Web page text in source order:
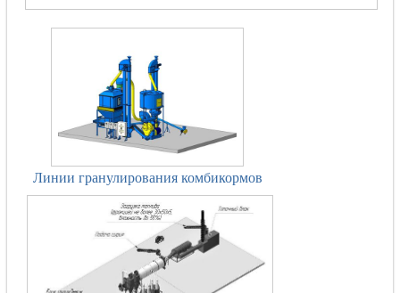
Линии гранулирования комбикормов